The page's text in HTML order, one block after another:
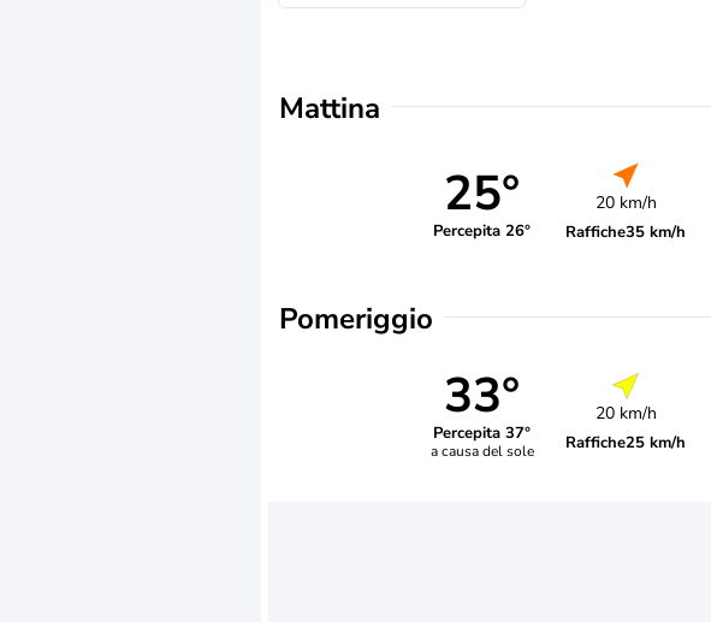
Mattina
25°
Percepita 26°
20 km/h
Raffiche35 km/h
Pomeriggio
33°
Percepita 37°
a causa del sole
20 km/h
Raffiche25 km/h